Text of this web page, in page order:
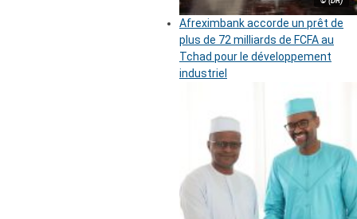
Afreximbank accorde un prêt de
plus de 72 milliards de FCFA au
Tchad pour le développement
industriel